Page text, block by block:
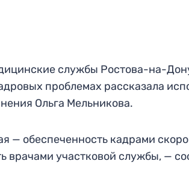
службы Ростова-на-
проблемах рассказала
Ольга Мельникова.
— обеспеченность кадрами
врачами участковой службы, —